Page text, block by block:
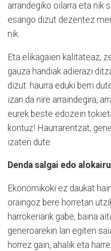
arrandegiko oilarra eta nik
esango dizut dezentez
nik.
Eta elikagaien kalitateaz,
gauza handiak adierazi
dizut: haurra eduki berri
izan da nire arraindegira,
eurek beste edozein
kontuz! Haurrarentzat,
izaten dute.
Denda salgai edo
Ekonomikoki ez daukat
oraingoz bere horretan
harrokeriarik gabe, baina
generoarekin lan egiten
horrez gain, ahalik eta